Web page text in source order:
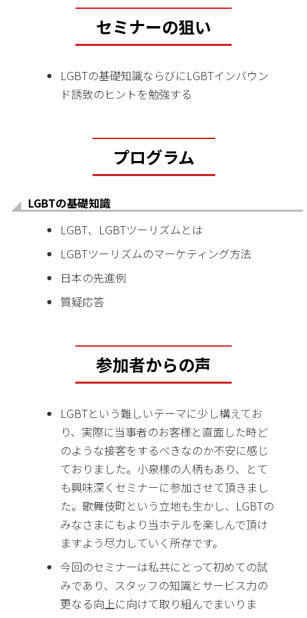
セミナーの狙い
LGBTの基礎知識ならびにLGBTインバウン
ド誘致のヒントを勉強する
プログラム
LGBTの基礎知識
LGBT、LGBTツーリズムとは
LGBTツーリズムのマーケティング方法
日本の先進例
質疑応答
参加者からの声
LGBTという難しいテーマに少し構えてお
り、実際に当事者のお客様と直面した時ど
のような接客をするべきなのか不安に感じ
ておりました。小泉様の人柄もあり、とて
も興味深くセミナーに参加させて頂きまし
た。歌舞伎町という立地も生かし、LGBTの
みなさまにもより当ホテルを楽しんで頂け
ますよう尽力していく所存です。
今回のセミナーは私共にとって初めての試
みであり、スタッフの知識とサービス力の
更なる向上に向けて取り組んでまいりま